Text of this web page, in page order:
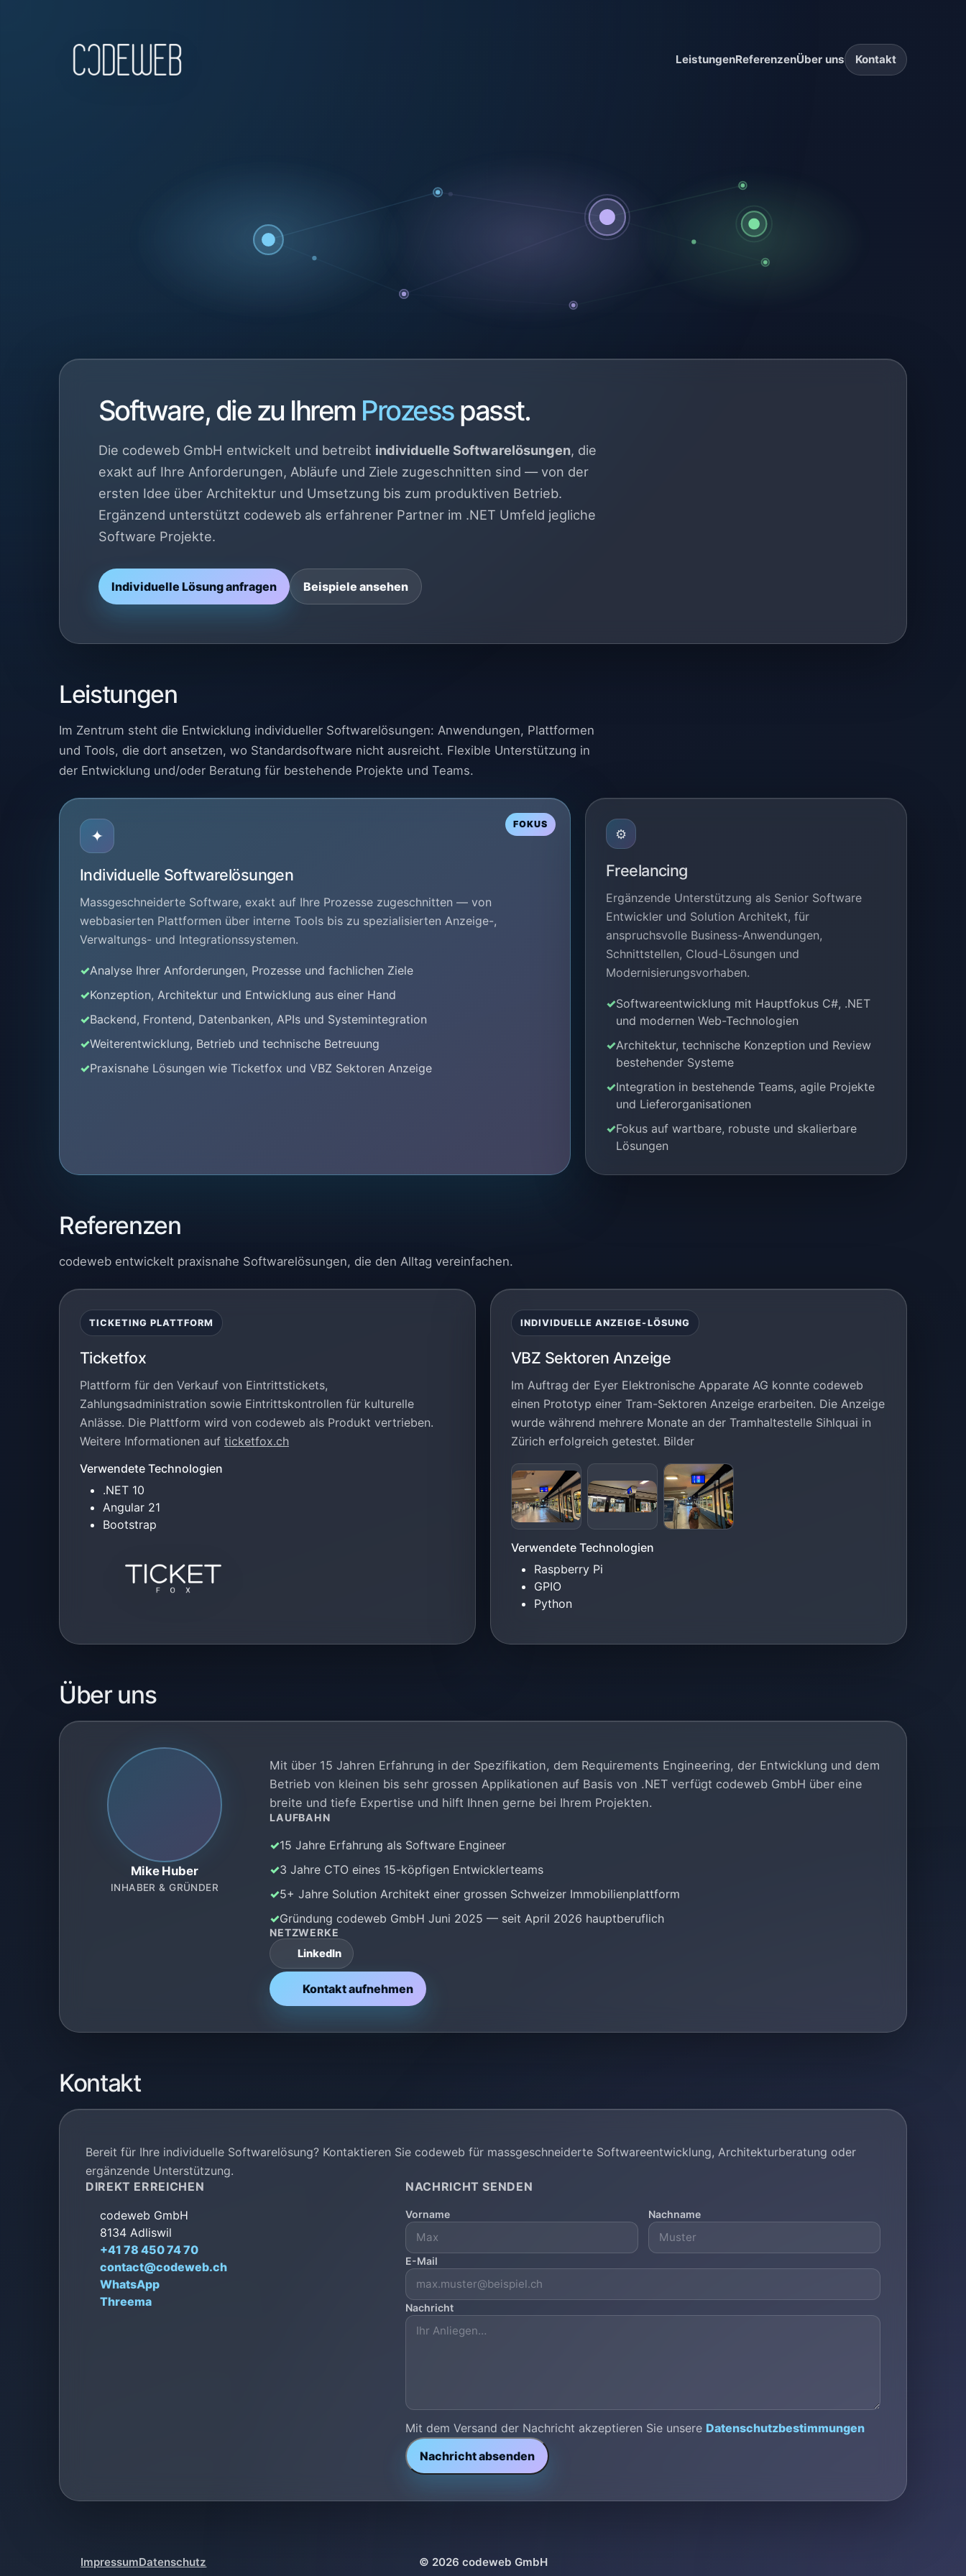
LeistungenReferenzenÜber uns Kontakt
Software, die zu Ihrem Prozesspasst.
Die codeweb GmbH entwickelt und betreibt individuelle Softwarelösungen, die
exakt auf Ihre Anforderungen, Abläufe und Ziele zugeschnitten sind — von der
ersten Idee über Architektur und Umsetzung bis zum produktiven Betrieb.
Ergänzend unterstützt codeweb als erfahrener Partner im .NET Umfeld jegliche
Software Projekte.
Individuelle Lösung anfragen Beispiele ansehen
Leistungen
Im Zentrum steht die Entwicklung individueller Softwarelösungen: Anwendungen, Plattformen
und Tools, die dort ansetzen, wo Standardsoftware nicht ausreicht. Flexible Unterstützung in
der Entwicklung und/oder Beratung für bestehende Projekte und Teams.
✦
Individuelle Softwarelösungen
Massgeschneiderte Software, exakt auf Ihre Prozesse zugeschnitten — von
webbasierten Plattformen über interne Tools bis zu spezialisierten Anzeige-,
Verwaltungs- und Integrationssystemen.
Analyse Ihrer Anforderungen, Prozesse und fachlichen Ziele
Konzeption, Architektur und Entwicklung aus einer Hand
Backend, Frontend, Datenbanken, APIs und Systemintegration
Weiterentwicklung, Betrieb und technische Betreuung
Praxisnahe Lösungen wie Ticketfox und VBZ Sektoren Anzeige
⚙
Freelancing
Ergänzende Unterstützung als Senior Software
Entwickler und Solution Architekt, für
anspruchsvolle Business-Anwendungen,
Schnittstellen, Cloud-Lösungen und
Modernisierungsvorhaben.
Softwareentwicklung mit Hauptfokus C#, .NET
und modernen Web-Technologien
Architektur, technische Konzeption und Review
bestehender Systeme
Integration in bestehende Teams, agile Projekte
und Lieferorganisationen
Fokus auf wartbare, robuste und skalierbare
Lösungen
Referenzen
codeweb entwickelt praxisnahe Softwarelösungen, die den Alltag vereinfachen.
TICKETING PLATTFORM
Ticketfox
Plattform für den Verkauf von Eintrittstickets,
Zahlungsadministration sowie Eintrittskontrollen für kulturelle
Anlässe. Die Plattform wird von codeweb als Produkt vertrieben.
Weitere Informationen auf ticketfox.ch
Verwendete Technologien
.NET 10
Angular 21
Bootstrap
INDIVIDUELLE ANZEIGE-LÖSUNG
VBZ Sektoren Anzeige
Im Auftrag der Eyer Elektronische Apparate AG konnte codeweb
einen Prototyp einer Tram-Sektoren Anzeige erarbeiten. Die Anzeige
wurde während mehrere Monate an der Tramhaltestelle Sihlquai in
Zürich erfolgreich getestet. Bilder
Verwendete Technologien
Raspberry Pi
GPIO
Python
Über uns
Mike Huber
INHABER & GRÜNDER
Mit über 15 Jahren Erfahrung in der Spezifikation, dem Requirements Engineering, der Entwicklung und dem
Betrieb von kleinen bis sehr grossen Applikationen auf Basis von .NET verfügt codeweb GmbH über eine
breite und tiefe Expertise und hilft Ihnen gerne bei Ihrem Projekten.
LAUFBAHN
15 Jahre Erfahrung als Software Engineer
3 Jahre CTO eines 15-köpfigen Entwicklerteams
5+ Jahre Solution Architekt einer grossen Schweizer Immobilienplattform
Gründung codeweb GmbH Juni 2025 — seit April 2026 hauptberuflich
NETZWERKE
LinkedIn
Kontakt aufnehmen
Kontakt
Bereit für Ihre individuelle Softwarelösung? Kontaktieren Sie codeweb für massgeschneiderte Softwareentwicklung, Architekturberatung oder
ergänzende Unterstützung.
DIREKT ERREICHEN
codeweb GmbH
8134 Adliswil
+41 78 450 74 70
contact@codeweb.ch
WhatsApp
Threema
NACHRICHT SENDEN
Vorname Nachname
E-Mail
Nachricht
Mit dem Versand der Nachricht akzeptieren Sie unsere Datenschutzbestimmungen
Nachricht absenden
ImpressumDatenschutz © 2026 codeweb GmbH